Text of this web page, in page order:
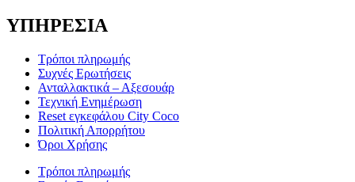
ΥΠΗΡΕΣΙΑ
Τρόποι πληρωμής
Συχνές Ερωτήσεις
Ανταλλακτικά – Αξεσουάρ
Τεχνική Ενημέρωση
Reset εγκεφάλου City Coco
Πολιτική Απορρήτου
Όροι Χρήσης
Τρόποι πληρωμής